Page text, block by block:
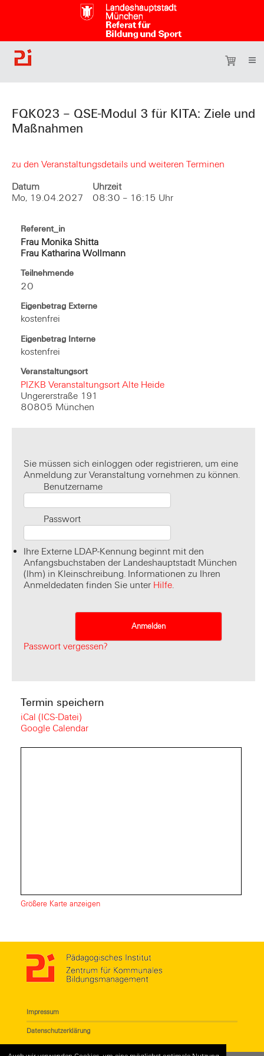
FQK023 – QSE-Modul 3 für KITA: Ziele und
Maßnahmen
zu den Veranstaltungsdetails und weiteren Terminen
Datum
Uhrzeit
Mo, 19.04.2027
08:30 – 16:15 Uhr
Referent_in
Frau Monika Shitta
Frau Katharina Wollmann
Teilnehmende
20
Eigenbetrag Externe
kostenfrei
Eigenbetrag Interne
kostenfrei
Veranstaltungsort
PIZKB Veranstaltungsort Alte Heide
Ungererstraße 191
80805 München
Sie müssen sich einloggen oder registrieren, um eine
Anmeldung zur Veranstaltung vornehmen zu können.
Benutzername
Passwort
Ihre Externe LDAP-Kennung beginnt mit den
Anfangsbuchstaben der Landeshauptstadt München
(lhm) in Kleinschreibung. Informationen zu Ihren
Anmeldedaten finden Sie unter Hilfe.
Passwort vergessen?
Termin speichern
iCal (ICS-Datei)
Google Calendar
Größere Karte anzeigen
Impressum
Datenschutzerklärung